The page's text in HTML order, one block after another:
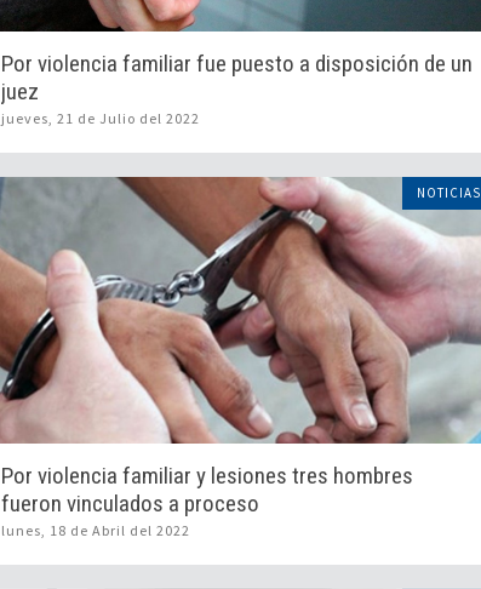
Por violencia familiar fue puesto a disposición de un
juez
jueves, 21 de Julio del 2022
NOTICIAS
Por violencia familiar y lesiones tres hombres
fueron vinculados a proceso
lunes, 18 de Abril del 2022